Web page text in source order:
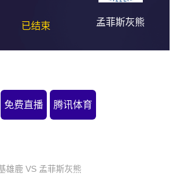
已结束 孟菲斯灰熊
免费直播 腾讯体育
雄鹿 VS 孟菲斯灰熊